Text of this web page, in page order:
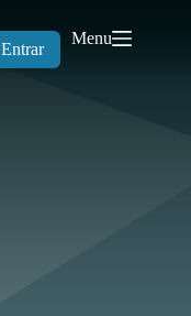
Entrar
Menu